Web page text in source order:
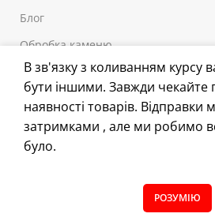
Блог
Обробка каменю
Обробка скла
Плівка поліуретанова
Світловідбиваючі плівки
Плівка Рітрама
В зв'язку з коливанням курсу
бути іншими. Завжди чекайте
наявності товарів. Відправки
затримками , але ми робимо
було.
РОЗУМІЮ
Вибране